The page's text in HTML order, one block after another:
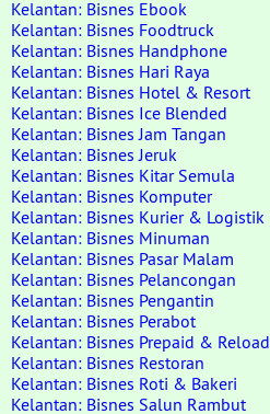
Kelantan: Bisnes Ebook
Kelantan: Bisnes Foodtruck
Kelantan: Bisnes Handphone
Kelantan: Bisnes Hari Raya
Kelantan: Bisnes Hotel & Resort
Kelantan: Bisnes Ice Blended
Kelantan: Bisnes Jam Tangan
Kelantan: Bisnes Jeruk
Kelantan: Bisnes Kitar Semula
Kelantan: Bisnes Komputer
Kelantan: Bisnes Kurier & Logistik
Kelantan: Bisnes Minuman
Kelantan: Bisnes Pasar Malam
Kelantan: Bisnes Pelancongan
Kelantan: Bisnes Pengantin
Kelantan: Bisnes Perabot
Kelantan: Bisnes Prepaid & Reload
Kelantan: Bisnes Restoran
Kelantan: Bisnes Roti & Bakeri
Kelantan: Bisnes Salun Rambut